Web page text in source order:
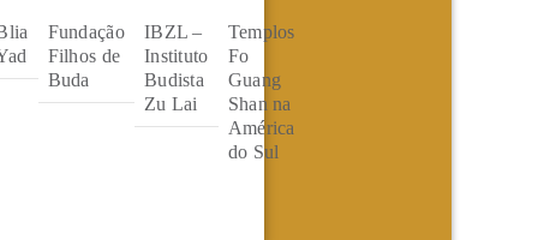
Fundação
Filhos de
Buda
IBZL –
Instituto
Budista
Zu Lai
Templos
Fo
Guang
Shan na
América
do Sul